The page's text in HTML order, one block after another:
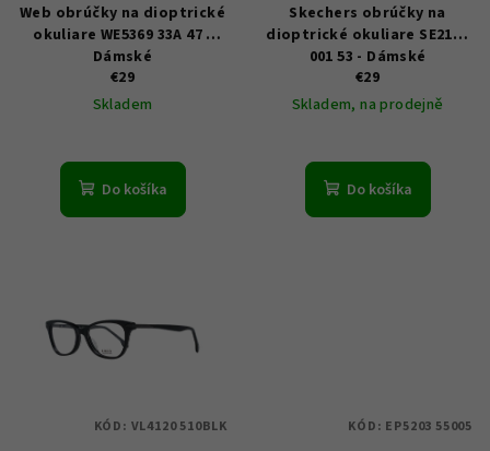
oWeb obrúčky na dioptrické
okuliare WE5369 33A 47 -
Dámské
€29
Skladem
Do košíka
Skechers obrúčky na
dioptrické okuliare SE2194
001 53 - Dámské
€29
Skladem, na prodejně
Do košíka
KÓD: VL4120 510BLK KÓD: EP5203 55005